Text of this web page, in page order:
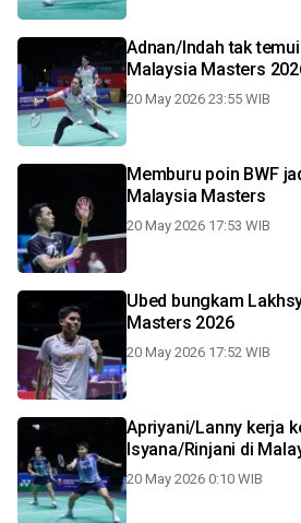
Adnan/Indah tak
Malaysia Masters
20 May 2026 23:55 WIB
Memburu poin BWF
Malaysia Masters
20 May 2026 17:53 WIB
Ubed bungkam
Masters 2026
20 May 2026 17:52 WIB
Apriyani/Lanny kerja
Isyana/Rinjani di
20 May 2026 0:10 WIB